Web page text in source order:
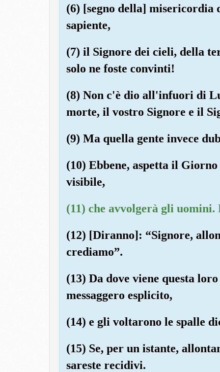
(6) [segno della] misericordia
sapiente,
(7) il Signore dei cieli, della
solo ne foste convinti!
(8) Non c'è dio all'infuori di
morte, il vostro Signore e il
(9) Ma quella gente invece
(10) Ebbene, aspetta il
visibile,
(11) che avvolgerà gli uomini.
(12) [Diranno]: “Signore,
crediamo”.
(13) Da dove viene questa
messaggero esplicito,
(14) e gli voltarono le spalle
(15) Se, per un istante,
sareste recidivi.